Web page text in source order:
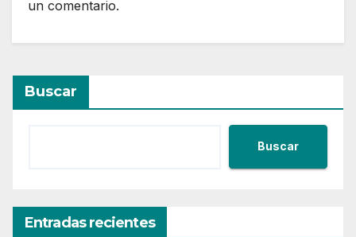
un comentario.
Buscar
Buscar
Entradas recientes